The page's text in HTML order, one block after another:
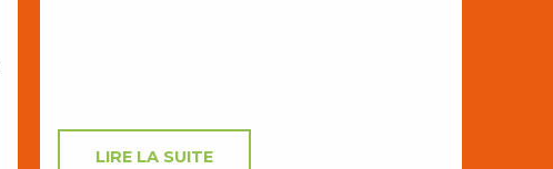
LIRE LA SUITE